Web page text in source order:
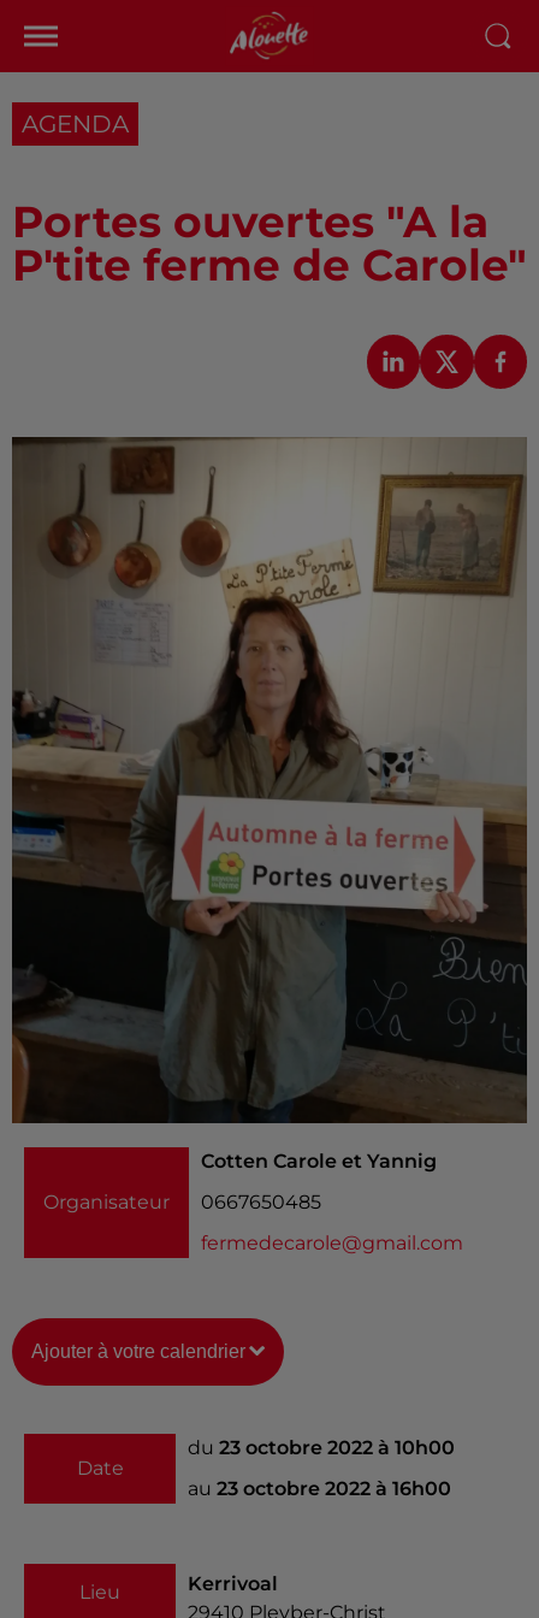
AGENDA
Portes ouvertes "A la
P'tite ferme de Carole"
Organisateur
Cotten Carole et Yannig
0667650485
fermedecarole@gmail.com
Ajouter à votre calendrier
Date
du 23 octobre 2022 à 10h00
au 23 octobre 2022 à 16h00
Lieu
Kerrivoal
29410 Pleyber-Christ